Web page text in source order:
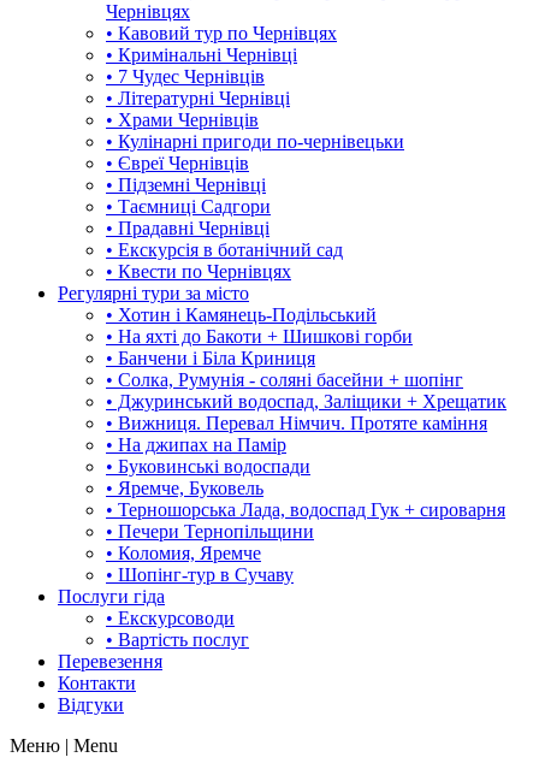
Чернівцях
• Кавовий тур по Чернівцях
• Кримінальні Чернівці
• 7 Чудес Чернівців
• Літературні Чернівці
• Храми Чернівців
• Кулінарні пригоди по-чернівецьки
• Євреї Чернівців
• Підземні Чернівці
• Таємниці Садгори
• Прадавні Чернівці
• Екскурсія в ботанічний сад
• Квести по Чернівцях
Регулярні тури за місто
• Хотин і Камянець-Подільський
• На яхті до Бакоти + Шишкові горби
• Банчени і Біла Криниця
• Солка, Румунія - соляні басейни + шопінг
• Джуринський водоспад, Заліщики + Хрещатик
• Вижниця. Перевал Німчич. Протяте каміння
• На джипах на Памір
• Буковинські водоспади
• Яремче, Буковель
• Терношорська Лада, водоспад Гук + сироварня
• Печери Тернопільщини
• Коломия, Яремче
• Шопінг-тур в Сучаву
Послуги гіда
• Екскурсоводи
• Вартість послуг
Перевезення
Контакти
Відгуки
Меню | Menu